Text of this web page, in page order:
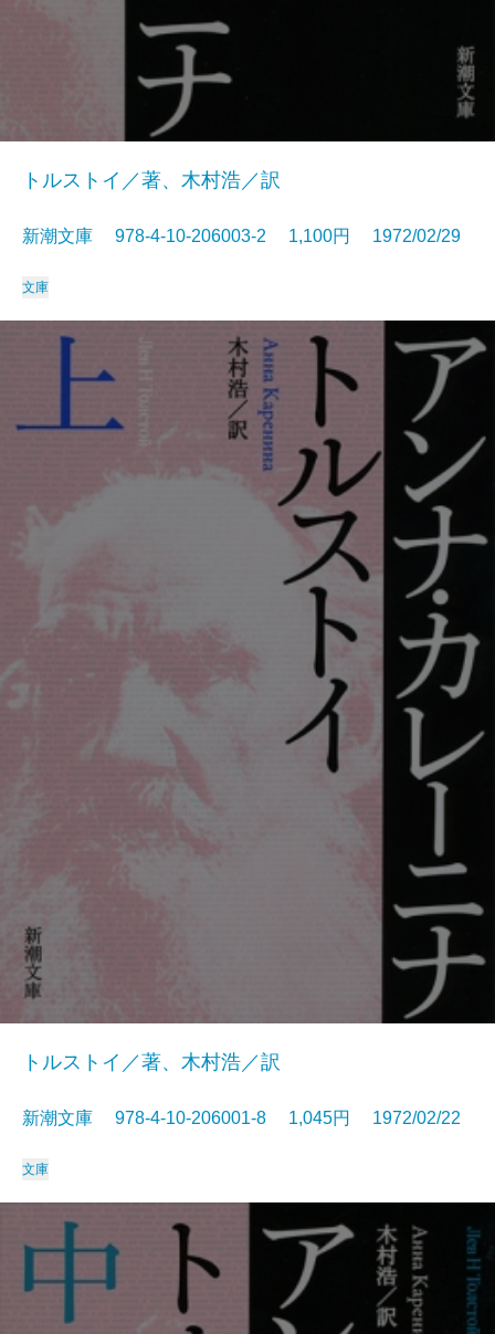
トルストイ／著、木村浩／訳
新潮文庫 978-4-10-206003-2 1,100円 1972/02/29
文庫
トルストイ／著、木村浩／訳
新潮文庫 978-4-10-206001-8 1,045円 1972/02/22
文庫